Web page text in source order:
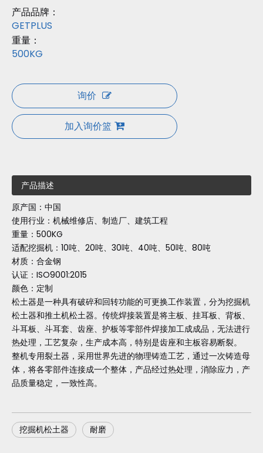
产品品牌：
GETPLUS
重量：
500KG
询价
加入询价篮
产品描述
原产国：中国
使用行业：机械维修店、制造厂、建筑工程
重量：500KG
适配挖掘机：10吨、20吨、30吨、40吨、50吨、80吨
材质：合金钢
认证：ISO9001:2015
颜色：定制
松土器是一种具有破碎和回转功能的可更换工作装置，分为挖掘机
松土器和推土机松土器。传统焊接装置是将主板、挂耳板、背板、
斗耳板、斗耳套、齿座、护板等零部件焊接加工成成品，无法进行
热处理，工艺复杂，生产成本高，特别是齿座和主板容易断裂。
整机专用裂土器，采用世界先进的物理铸造工艺，通过一次铸造母
体，将各零部件连接成一个整体，产品经过热处理，消除应力，产
品质量稳定，一致性高。
挖掘机松土器 耐磨